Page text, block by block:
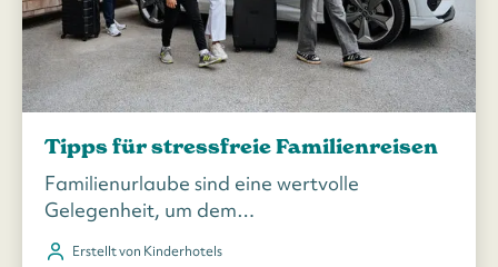
Tipps für stressfreie Familienreisen
Familienurlaube sind eine wertvolle
Gelegenheit, um dem…
Erstellt von Kinderhotels